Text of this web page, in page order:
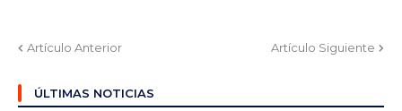
Artículo Anterior Artículo Siguiente
ÚLTIMAS NOTICIAS